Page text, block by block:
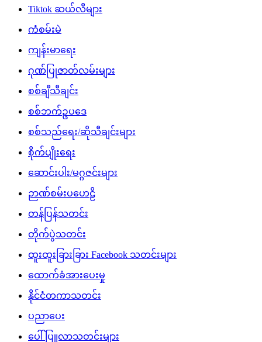
Tiktok ဆယ်လီများ
ကံစမ်းမဲ
ကျန်းမာရေး
ဂုဏ်ပြုဇာတ်လမ်းများ
စစ်ချီသီချင်း
စစ်ဘက်ဥပဒေ
စစ်သည်ရေး/ဆိုသီချင်းများ
စိုက်ပျိုးရေး
ဆောင်းပါး/မဂ္ဂဇင်းများ
ဉာဏ်စမ်းပဟေဠိ
တန်ပြန်သတင်း
တိုက်ပွဲသတင်း
ထူးထူးခြားခြား Facebook သတင်းများ
ထောက်ခံအားပေးမှု
နိုင်ငံတကာသတင်း
ပညာပေး
ပေါ်ပြူလာသတင်းများ